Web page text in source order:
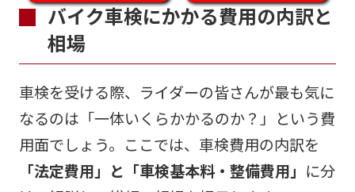
バイク車検にかかる費用の内訳と
相場
車検を受ける際、ライダーの皆さんが最も気に
なるのは「一体いくらかかるのか？」という費
用面でしょう。ここでは、車検費用の内訳を
「法定費用」と「車検基本料・整備費用」 に分